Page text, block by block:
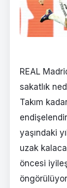
REAL
sakatlık
Takım
yaşındaki
uzak
öncesi